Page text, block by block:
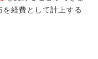
経費として計上する